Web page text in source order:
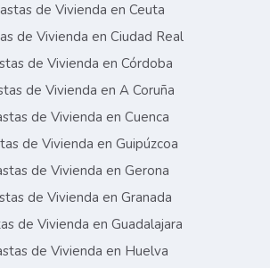
de Vivienda en Ceuta
de Vivienda en Ciudad Real
de Vivienda en Córdoba
de Vivienda en A Coruña
de Vivienda en Cuenca
de Vivienda en Guipúzcoa
de Vivienda en Gerona
de Vivienda en Granada
de Vivienda en Guadalajara
de Vivienda en Huelva